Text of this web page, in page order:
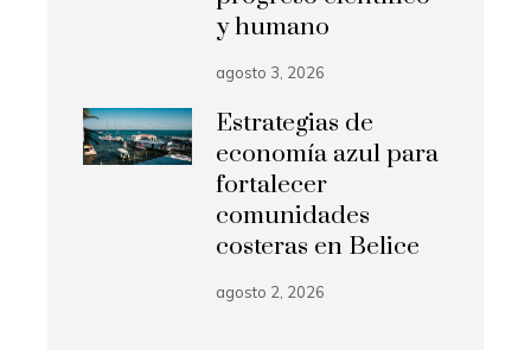
y humano
agosto 3, 2026
Estrategias de
economía azul para
fortalecer
comunidades
costeras en Belice
agosto 2, 2026